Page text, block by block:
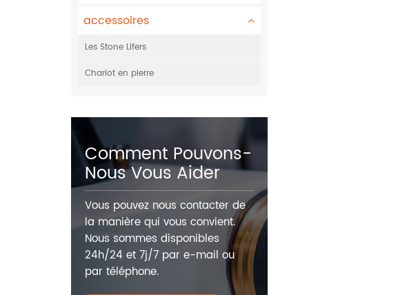
accessoires
Les Stone Lifers
Chariot en pierre
Comment Pouvons-
Nous Vous Aider
Vous pouvez nous contacter de
la manière qui vous convient.
Nous sommes disponibles
24h/24 et 7j/7 par e-mail ou
par téléphone.